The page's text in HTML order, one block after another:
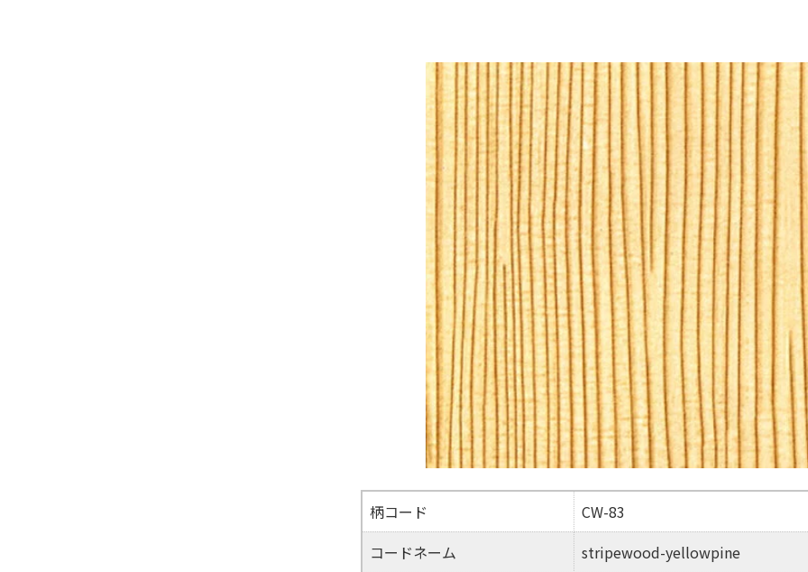
柄コード
CW-83
コードネーム
stripewood-yellowpine